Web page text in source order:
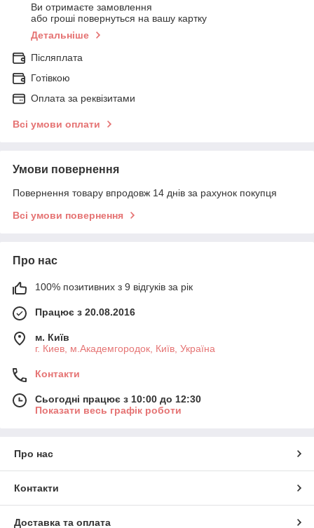
Ви отримаєте замовлення
або гроші повернуться на вашу картку
Детальніше
Післяплата
Готівкою
Оплата за реквізитами
Всі умови оплати
Умови повернення
Повернення товару впродовж 14 днів за рахунок покупця
Всі умови повернення
Про нас
100% позитивних з 9 відгуків за рік
Працює з 20.08.2016
м. Київ
г. Киев, м.Академгородок, Київ, Україна
Контакти
Сьогодні працює з 10:00 до 12:30
Показати весь графік роботи
Про нас
Контакти
Доставка та оплата